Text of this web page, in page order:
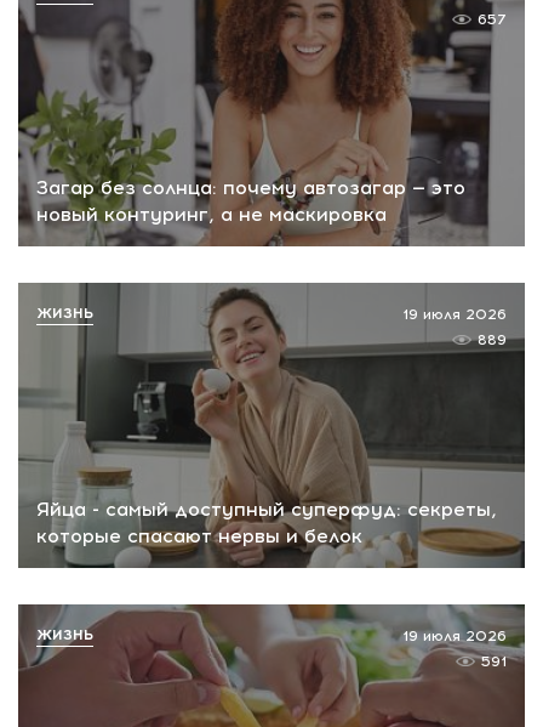
Загар без солнца: почему автозагар — это
новый контуринг, а не маскировка
657
Яйца - самый доступный суперфуд: секреты,
которые спасают нервы и белок
19 июля 2026
889
ЖИЗНЬ
19 июля 2026
591
ЖИЗНЬ